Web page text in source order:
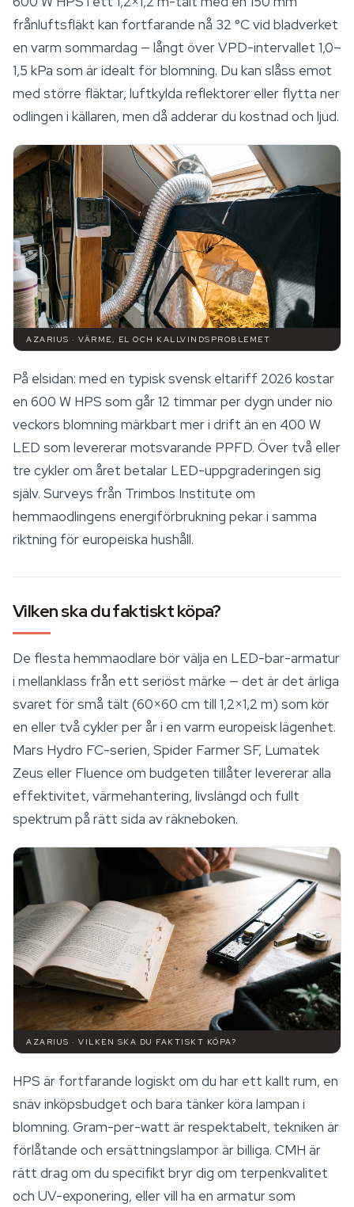
frånluftsfläkt kan fortfarande nå 32 °C vid bladverket
en varm sommardag — långt över VPD-intervallet 1,0–
1,5 kPa som är idealt för blomning. Du kan slåss emot
med större fläktar, luftkylda reflektorer eller flytta ner
odlingen i källaren, men då adderar du kostnad och ljud.
AZARIUS · VÄRME, EL OCH KALLVINDSPROBLEMET
På elsidan: med en typisk svensk eltariff 2026 kostar
en 600 W HPS som går 12 timmar per dygn under nio
veckors blomning märkbart mer i drift än en 400 W
LED som levererar motsvarande PPFD. Över två eller
tre cykler om året betalar LED-uppgraderingen sig
själv. Surveys från Trimbos Institute om
hemmaodlingens energiförbrukning pekar i samma
riktning för europeiska hushåll.
Vilken ska du faktiskt köpa?
De flesta hemmaodlare bör välja en LED-bar-armatur
i mellanklass från ett seriöst märke — det är det ärliga
svaret för små tält (60×60 cm till 1,2×1,2 m) som kör
en eller två cykler per år i en varm europeisk lägenhet.
Mars Hydro FC-serien, Spider Farmer SF, Lumatek
Zeus eller Fluence om budgeten tillåter levererar alla
effektivitet, värmehantering, livslängd och fullt
spektrum på rätt sida av räkneboken.
AZARIUS · VILKEN SKA DU FAKTISKT KÖPA?
HPS är fortfarande logiskt om du har ett kallt rum, en
snäv inköpsbudget och bara tänker köra lampan i
blomning. Gram-per-watt är respektabelt, tekniken är
förlåtande och ersättningslampor är billiga. CMH är
rätt drag om du specifikt bryr dig om terpenkvalitet
och UV-exponering, eller vill ha en armatur som